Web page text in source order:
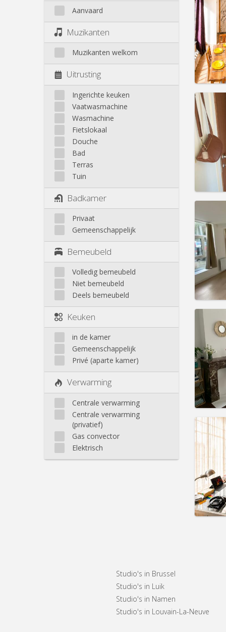
Aanvaard
Muzikanten
Muzikanten welkom
Uitrusting
Ingerichte keuken
Vaatwasmachine
Wasmachine
Fietslokaal
Douche
Bad
Terras
Tuin
Badkamer
Privaat
Gemeenschappelijk
Bemeubeld
Volledig bemeubeld
Niet bemeubeld
Deels bemeubeld
Keuken
in de kamer
Gemeenschappelijk
Privé (aparte kamer)
Verwarming
Centrale verwarming
Centrale verwarming
(privatief)
Gas convector
Elektrisch
Huur:
Duur:
Huur:
Kosten:
Duur:
Huur:
Duur:
Huur:
Duur:
Huur:
Studio's in Brussel
Studio's in Luik
Studio's in Namen
Studio's in Louvain-La-Neuve